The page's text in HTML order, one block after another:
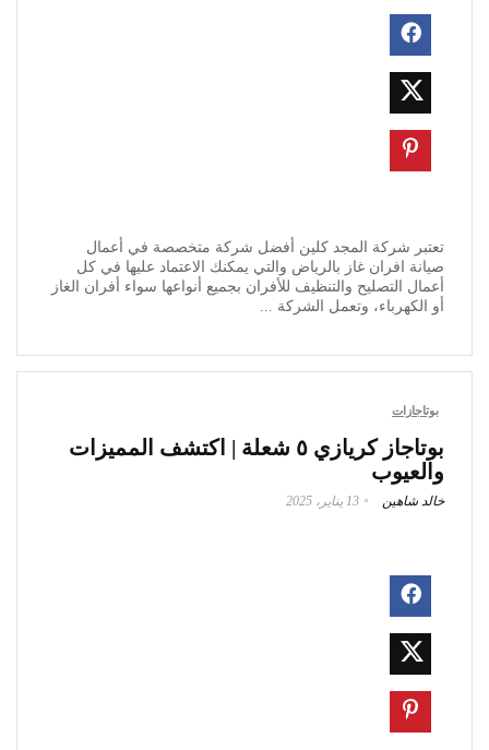
تعتبر شركة المجد كلين أفضل شركة متخصصة في أعمال
صيانة افران غاز بالرياض والتي يمكنك الاعتماد عليها في كل
أعمال التصليح والتنظيف للأفران بجميع أنواعها سواء أفران الغاز
أو الكهرباء، وتعمل الشركة ...
بوتاجازات
بوتاجاز كريازي ٥ شعلة | اكتشف المميزات
والعيوب
خالد شاهين 13 يناير، 2025